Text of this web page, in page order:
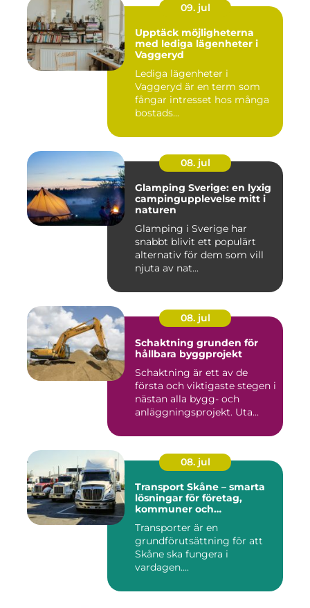
09. jul
Upptäck möjligheterna
med lediga lägenheter i
Vaggeryd
Lediga lägenheter i
Vaggeryd är en term som
fångar intresset hos många
bostads...
08. jul
Glamping Sverige: en lyxig
campingupplevelse mitt i
naturen
Glamping i Sverige har
snabbt blivit ett populärt
alternativ för dem som vill
njuta av nat...
08. jul
Schaktning grunden för
hållbara byggprojekt
Schaktning är ett av de
första och viktigaste stegen i
nästan alla bygg- och
anläggningsprojekt. Uta...
08. jul
Transport Skåne – smarta
lösningar för företag,
kommuner och
Transporter är en
grundförutsättning för att
Skåne ska fungera i
vardagen....